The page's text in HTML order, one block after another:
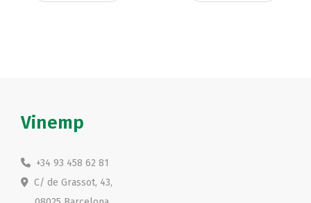
Vinemp
+34 93 458 62 81
C/ de Grassot, 43,